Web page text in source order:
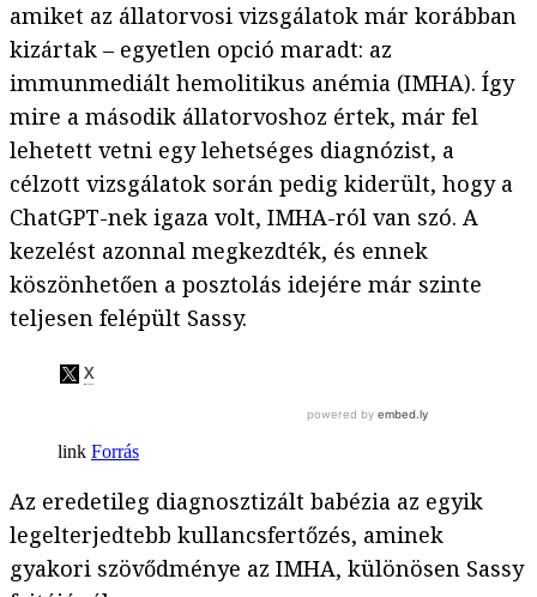
amiket az állatorvosi vizsgálatok már korábban
kizártak – egyetlen opció maradt: az
immunmediált hemolitikus anémia (IMHA). Így
mire a második állatorvoshoz értek, már fel
lehetett vetni egy lehetséges diagnózist, a
célzott vizsgálatok során pedig kiderült, hogy a
ChatGPT-nek igaza volt, IMHA-ról van szó. A
kezelést azonnal megkezdték, és ennek
köszönhetően a posztolás idejére már szinte
teljesen felépült Sassy.
Forrás
Az eredetileg diagnosztizált babézia az egyik
legelterjedtebb kullancsfertőzés, aminek
gyakori szövődménye az IMHA, különösen Sassy